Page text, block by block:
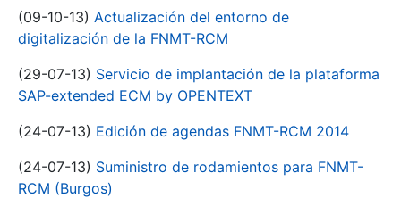
(09-10-13) Actualización del entorno de
digitalización de la FNMT-RCM
(29-07-13) Servicio de implantación de la plataforma
SAP-extended ECM by OPENTEXT
(24-07-13) Edición de agendas FNMT-RCM 2014
(24-07-13) Suministro de rodamientos para FNMT-
RCM (Burgos)